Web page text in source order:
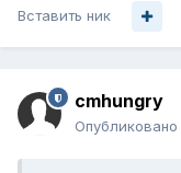
Вставить ник
cmhungry
Опубликовано